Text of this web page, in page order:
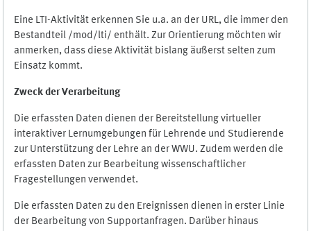
Eine LTI-Aktivität erkennen Sie u.a. an der URL, die immer den
Bestandteil /mod/lti/ enthält. Zur Orientierung möchten wir
anmerken, dass diese Aktivität bislang äußerst selten zum
Einsatz kommt.
Zweck der Verarbeitung
Die erfassten Daten dienen der Bereitstellung virtueller
interaktiver Lernumgebungen für Lehrende und Studierende
zur Unterstützung der Lehre an der WWU. Zudem werden die
erfassten Daten zur Bearbeitung wissenschaftlicher
Fragestellungen verwendet.
Die erfassten Daten zu den Ereignissen dienen in erster Linie
der Bearbeitung von Supportanfragen. Darüber hinaus